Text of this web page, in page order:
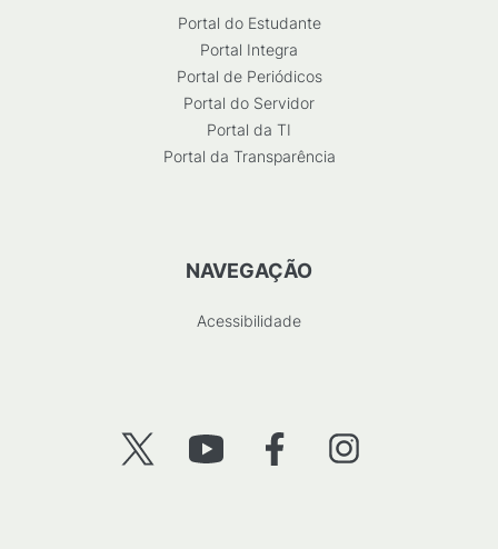
Portal do Estudante
Portal Integra
Portal de Periódicos
Portal do Servidor
Portal da TI
Portal da Transparência
NAVEGAÇÃO
Acessibilidade